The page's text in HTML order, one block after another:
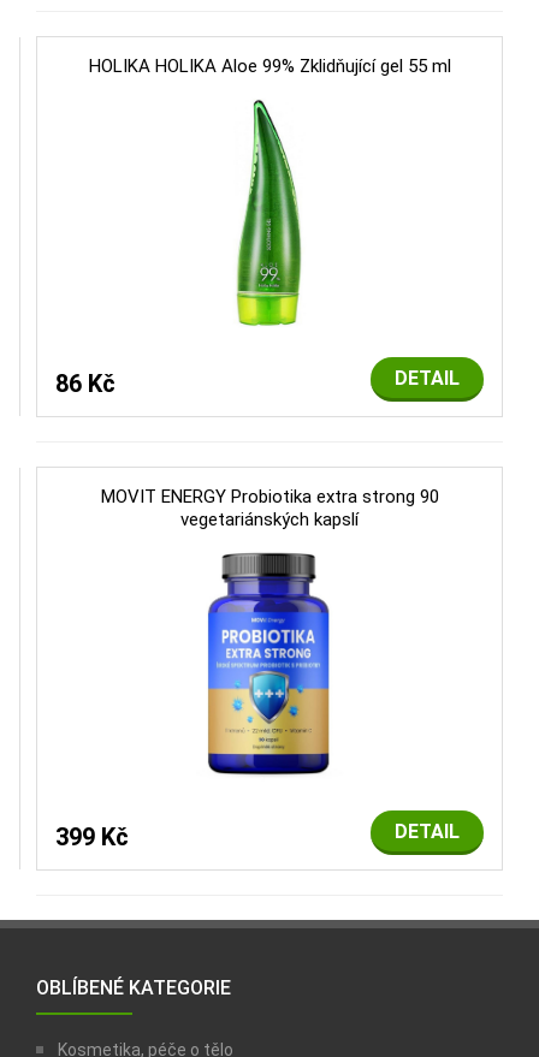
HOLIKA HOLIKA Aloe 99% Zklidňující gel 55 ml
DETAIL
86 Kč
MOVIT ENERGY Probiotika extra strong 90
vegetariánských kapslí
DETAIL
399 Kč
OBLÍBENÉ KATEGORIE
Kosmetika, péče o tělo